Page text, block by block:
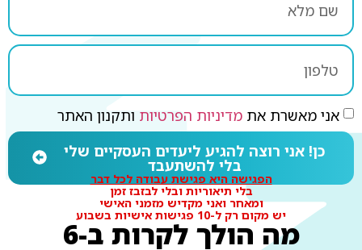
אני מאשרת את מדיניות הפרטיות ותקנון האתר
כן! אני רוצה להגיע ליעדים העסקיים שלי
בלי להשתעבד
הפגישה היא פגישת עבודה לכל דבר
בלי תיאוריות ובלי לבזבז זמן
ומאחר ואני מקדיש מזמני האישי
יש מקום רק ל-10 פגישות אישיות בשבוע
מה הולך לקרות ב-6